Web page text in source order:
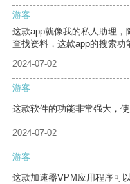
游客
这款app就像我的私人助理
查找资料，这款app的搜索功
2024-07-02
游客
这款软件的功能非常强大，使
2024-07-02
游客
这款加速器VPM应用程序可